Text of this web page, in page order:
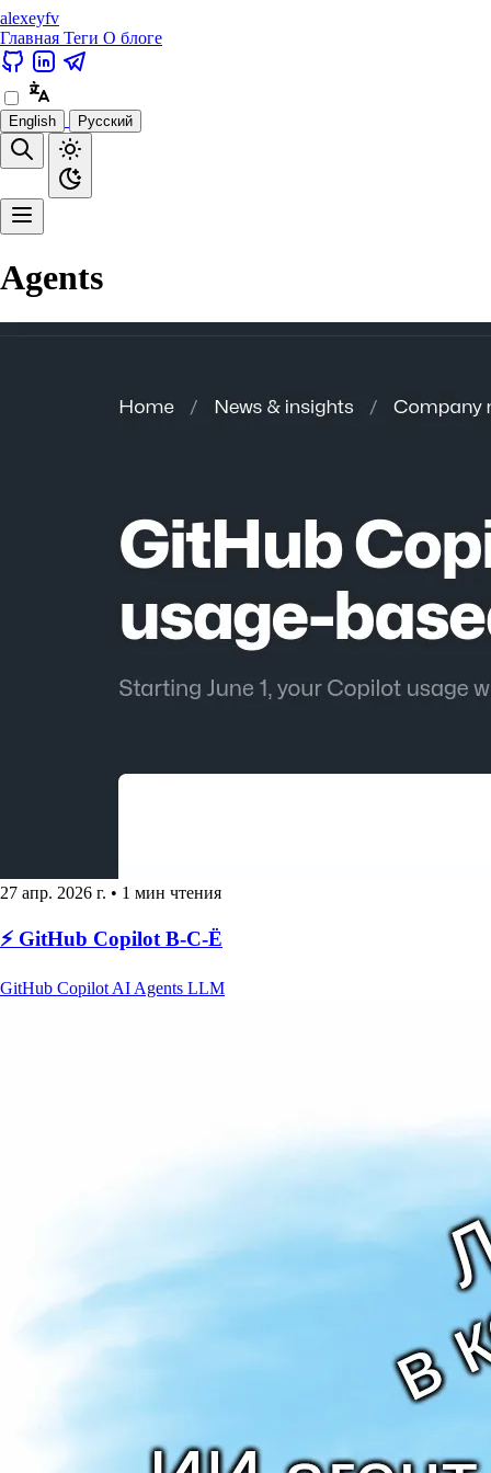
alexeyfv
Главная Теги О блоге
English Русский
Agents
27 апр. 2026 г. • 1 мин чтения
⚡️ GitHub Copilot В-С-Ё
GitHub Copilot AI Agents LLM